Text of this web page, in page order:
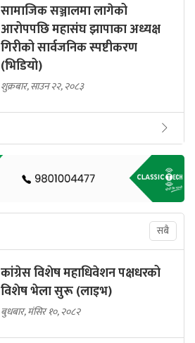
सामाजिक सञ्जालमा लागेको
आरोपपछि महासंघ झापाका अध्यक्ष
गिरीको सार्वजनिक स्पष्टीकरण
(भिडियो)
शुक्रबार, साउन २२, २०८३
सबै
कांग्रेस विशेष महाधिवेशन पक्षधरको
विशेष भेला सुरू (लाइभ)
बुधबार, मंसिर १०, २०८२